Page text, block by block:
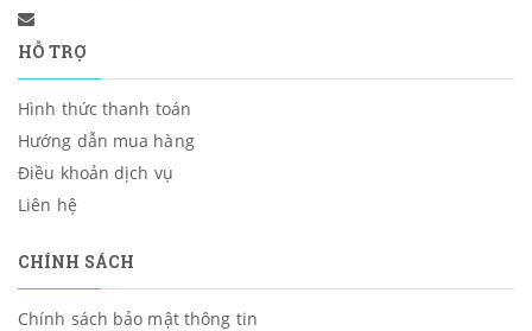
HỖ TRỢ
Hình thức thanh toán
Hướng dẫn mua hàng
Điều khoản dịch vụ
Liên hệ
CHÍNH SÁCH
Chính sách bảo mật thông tin